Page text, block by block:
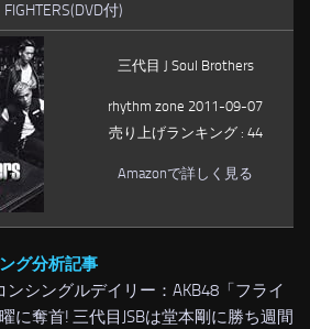
FIGHTERS(DVD付)
三代目 J Soul Brothers
rhythm zone 2011-09-07
売り上げランキング : 44
Amazonで詳しく見る
グ分析記事
ンシングルデイリー：AKB48「フライ
に奪首! 三代目JSBは堂本剛に勝ち週間